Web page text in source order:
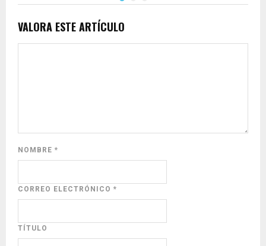
VALORA ESTE ARTÍCULO
NOMBRE *
CORREO ELECTRÓNICO *
TÍTULO